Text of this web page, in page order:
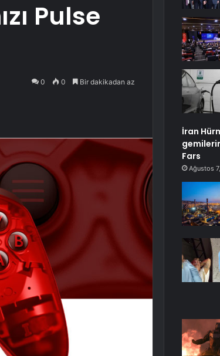
Pulse
0 0 Bir dakikadan az
İran
Fars
Ağustos